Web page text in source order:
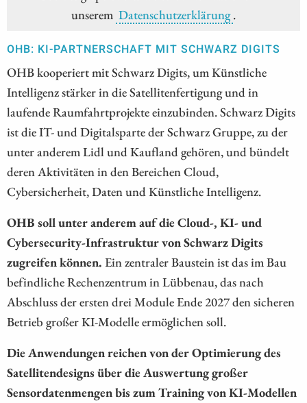
unserem Datenschutzerklärung .
OHB: KI-PARTNERSCHAFT MIT SCHWARZ DIGITS
OHB kooperiert mit Schwarz Digits, um Künstliche
Intelligenz stärker in die Satellitenfertigung und in
laufende Raumfahrtprojekte einzubinden. Schwarz Digits
ist die IT- und Digitalsparte der Schwarz Gruppe, zu der
unter anderem Lidl und Kaufland gehören, und bündelt
deren Aktivitäten in den Bereichen Cloud,
Cybersicherheit, Daten und Künstliche Intelligenz.
OHB soll unter anderem auf die Cloud-, KI- und
Cybersecurity-Infrastruktur von Schwarz Digits
zugreifen können. Ein zentraler Baustein ist das im Bau
befindliche Rechenzentrum in Lübbenau, das nach
Abschluss der ersten drei Module Ende 2027 den sicheren
Betrieb großer KI-Modelle ermöglichen soll.
Die Anwendungen reichen von der Optimierung des
Satellitendesigns über die Auswertung großer
Sensordatenmengen bis zum Training von KI-Modellen